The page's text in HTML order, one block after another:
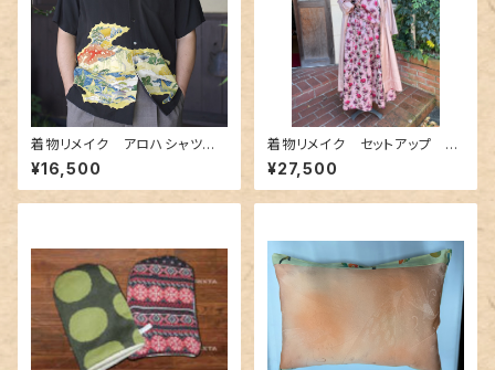
着物リメイク アロハシャツ A
loha-shirts.6
¥16,500
着物リメイク セットアップ 0
03
¥27,500